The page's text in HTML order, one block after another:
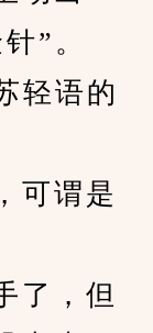
”。
语的
谓是
，但